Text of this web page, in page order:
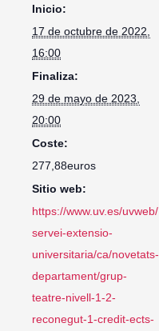
Inicio:
17 de octubre de 2022,
16:00
Finaliza:
29 de mayo de 2023,
20:00
Coste:
277,88euros
Sitio web:
https://www.uv.es/uvweb/
servei-extensio-
universitaria/ca/novetats-
departament/grup-
teatre-nivell-1-2-
reconegut-1-credit-ects-